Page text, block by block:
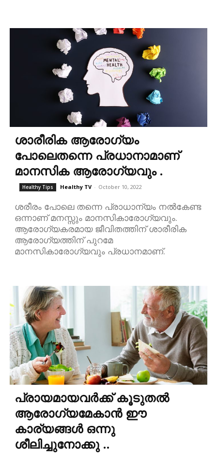
ശാരീരിക ആരോഗ്യം
പോലെതന്നെ പ്രധാനാമാണ്‌
മാനസിക ആരോഗ്യവും .
Healthy Tips Healthy TV - October 10, 2022
ശരീരം പോലെ തന്നെ പ്രാധാന്യം നൽകേണ്ട
ഒന്നാണ് മനസ്സും മാനസികാരോഗ്യവും.
ആരോഗ്യകരമായ ജീവിതത്തിന് ശാരീരിക
ആരോഗ്യത്തിന് പുറമേ
മാനസികാരോഗ്യവും പ്രധാനമാണ്.
പ്രായമായവർക്ക് കൂടുതൽ
ആരോഗ്യമേകാൻ ഈ
കാര്യങ്ങൾ ഒന്നു
ശീലിച്ചുനോക്കു ..